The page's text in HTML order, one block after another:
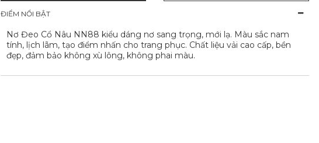
ĐIỂM NỔI BẬT
Nơ Đeo Cổ Nâu NN88 kiểu dáng nơ sang trọng, mới lạ. Màu sắc nam
tính, lịch lãm, tạo điểm nhấn cho trang phục. Chất liệu vải cao cấp, bền
đẹp, đảm bảo không xù lông, không phai màu.